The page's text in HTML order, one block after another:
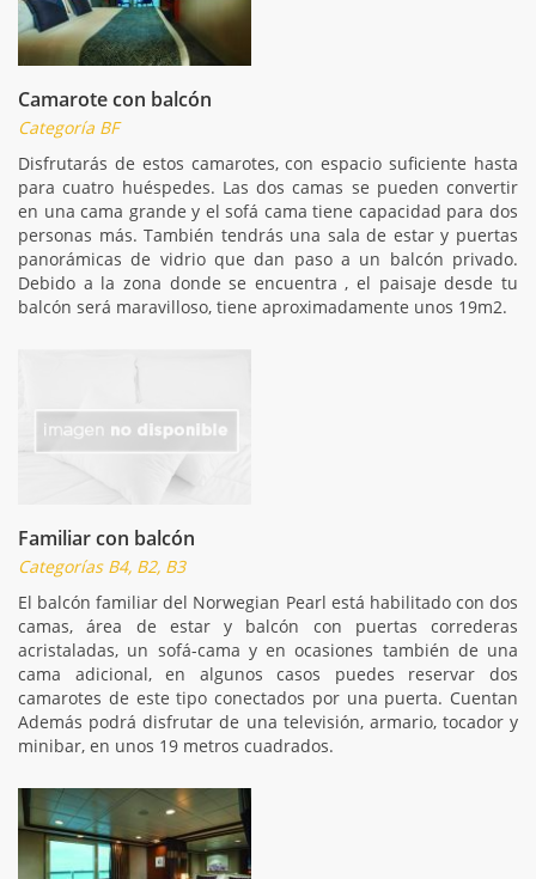
Camarote con balcón
Categoría BF
Disfrutarás de estos camarotes, con espacio suficiente hasta
para cuatro huéspedes. Las dos camas se pueden convertir
en una cama grande y el sofá cama tiene capacidad para dos
personas más. También tendrás una sala de estar y puertas
panorámicas de vidrio que dan paso a un balcón privado.
Debido a la zona donde se encuentra , el paisaje desde tu
balcón será maravilloso, tiene aproximadamente unos 19m2.
Familiar con balcón
Categorías B4, B2, B3
El balcón familiar del Norwegian Pearl está habilitado con dos
camas, área de estar y balcón con puertas correderas
acristaladas, un sofá-cama y en ocasiones también de una
cama adicional, en algunos casos puedes reservar dos
camarotes de este tipo conectados por una puerta. Cuentan
Además podrá disfrutar de una televisión, armario, tocador y
minibar, en unos 19 metros cuadrados.